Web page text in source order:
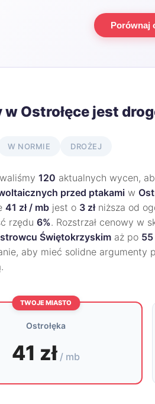
Porównaj
w Ostrołęce jest
W NORMIE DROŻEJ
120 aktualnych wycen,
przed ptakami w
41 zł / mb jest o 3 złniższa od
rzędu 6%. Rozstrzał cenowy w
Świętokrzyskim aż po 55
aby mieć solidne argumenty
TWOJE MIASTO
Ostrołęka
41 zł / mb